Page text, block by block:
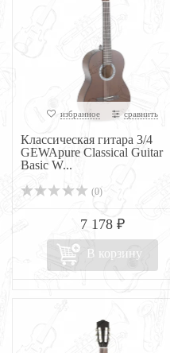
избранное сравнить
Классическая гитара 3/4
GEWApure Classical Guitar
Basic W...
(0)
7 178 ₽
В корзину